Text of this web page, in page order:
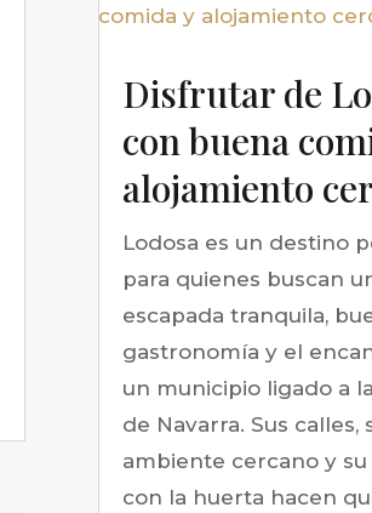
Disfrutar de
con buena
alojamiento
Lodosa es un destino
para quienes buscan
escapada tranquila,
gastronomía y el
un municipio ligado a
de Navarra. Sus calles,
ambiente cercano y
con la huerta hacen